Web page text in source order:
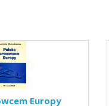
Europy